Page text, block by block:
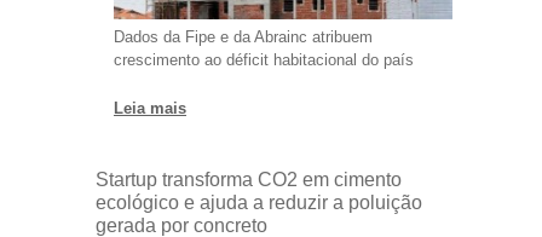
Dados da Fipe e da Abrainc atribuem
crescimento ao déficit habitacional do país
Leia mais
Startup transforma CO2 em cimento
ecológico e ajuda a reduzir a poluição
gerada por concreto